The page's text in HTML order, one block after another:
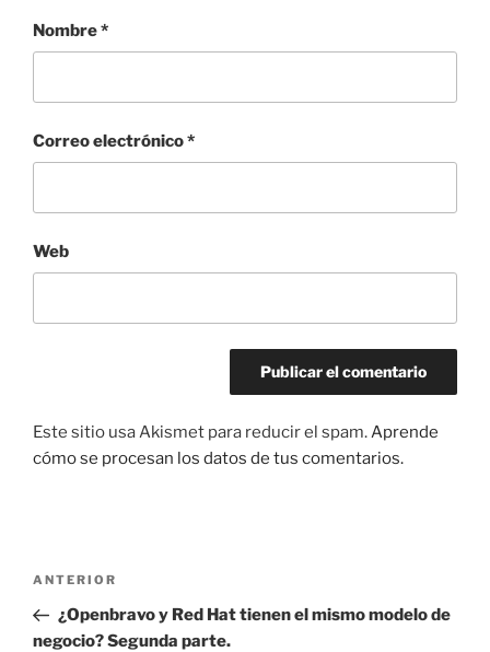
Nombre*
Correo electrónico*
Web
Este sitio usa Akismet para reducir el spam.Aprende
cómo se procesan los datos de tus comentarios.
Navegación
entradas
Entrada
anterior:
ANTERIOR
¿Openbravo y Red Hat tienen el mismo modelo de
negocio? Segunda parte.